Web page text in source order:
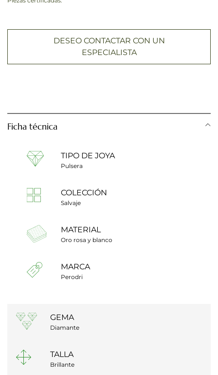
DESEO CONTACTAR CON UN
ESPECIALISTA
Ficha técnica
TIPO DE JOYA
Pulsera
COLECCIÓN
Salvaje
MATERIAL
Oro rosa y blanco
MARCA
Perodri
GEMA
Diamante
TALLA
Brillante